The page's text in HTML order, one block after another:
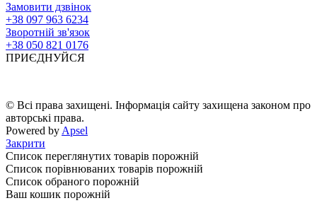
Замовити дзвінок
+38 097 963 6234
Зворотній зв'язок
+38 050 821 0176
ПРИЄДНУЙСЯ
© Всі права захищені. Інформація сайту захищена законом про
авторські права.
Powered by Apsel
Закрити
Список переглянутих товарів порожній
Список порівнюваних товарів порожній
Список обраного порожній
Ваш кошик порожній